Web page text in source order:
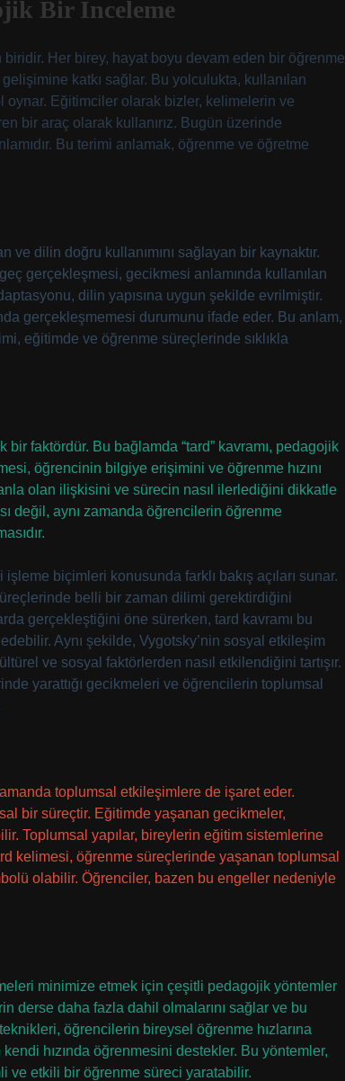
Bir İnceleme
Her birey, hayat boyu devam eden bir öğrenme
katkı sağlar. Bu yolculukta, kullanılan
Eğitimciler olarak bizler, kelimelerin ve
bir araç olarak kullanırız. Bugün üzerinde
Bu terimi anlamak, öğrenme ve öğretme
dilin doğru kullanımını sağlayan bir kaynaktır.
gerçekleşmesi, gecikmesi anlamında kullanılan
dilin yapısına uygun şekilde evrilmiştir.
gerçekleşmemesi durumunu ifade eder. Bu anlam,
eğitimde ve öğrenme süreçlerinde sıklıkla
faktördür. Bu bağlamda “tard” kavramı, pedagojik
öğrencinin bilgiye erişimini ve öğrenme hızını
olan ilişkisini ve sürecin nasıl ilerlediğini dikkatle
değil, aynı zamanda öğrencilerin öğrenme
biçimleri konusunda farklı bakış açıları sunar.
belli bir zaman dilimi gerektirdiğini
gerçekleştiğini öne sürerken, tard kavramı bu
Aynı şekilde, Vygotsky’nin sosyal etkileşim
ve sosyal faktörlerden nasıl etkilendiğini tartışır.
yarattığı gecikmeleri ve öğrencilerin toplumsal
toplumsal etkileşimlere de işaret eder.
bir süreçtir. Eğitimde yaşanan gecikmeler,
Toplumsal yapılar, bireylerin eğitim sistemlerine
kelimesi, öğrenme süreçlerinde yaşanan toplumsal
olabilir. Öğrenciler, bazen bu engeller nedeniyle
minimize etmek için çeşitli pedagojik yöntemler
derse daha fazla dahil olmalarını sağlar ve bu
teknikleri, öğrencilerin bireysel öğrenme hızlarına
hızında öğrenmesini destekler. Bu yöntemler,
ve etkili bir öğrenme süreci yaratabilir.